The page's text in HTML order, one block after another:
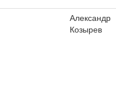
Александр
Козырев